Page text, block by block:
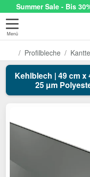
Summer Sale - Bis
Menü
Profilbleche
Kehlblech | 49 cm x
25 µm